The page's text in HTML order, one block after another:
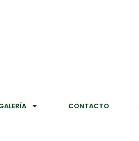
CONTACTO